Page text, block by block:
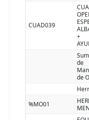
CUAD039
+
de
de
%MO01